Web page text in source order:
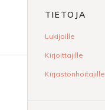
TIETOJA
Lukijoille
Kirjoittajille
Kirjastonhoitajille